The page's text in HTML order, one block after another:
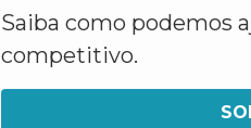
Saiba como podemos
competitivo.